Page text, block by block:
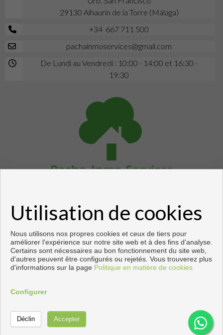
29130 Alhaurín de la Torre (Málaga)
+34 667 711 500
pachainmoservices@gmail.com
De Lundi au Vendredi : 10:00 - 14:00 et 16:30 -
19:30
Copyright © 2026. Tous droits réservés.
Développé prèsInmoenter .Avis Légal|
politique de protection des
Utilisation de cookies
Nous utilisons nos propres cookies et ceux de tiers pour
améliorer l'expérience sur notre site web et à des fins d'analyse.
Certains sont nécessaires au bon fonctionnement du site web,
d'autres peuvent être configurés ou rejetés. Vous trouverez plus
d'informations sur la page Politique en matière de cookies
Configurer